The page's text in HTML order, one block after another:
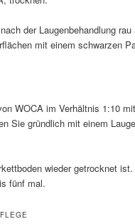
der Laugenbehandlung
mit einem schwarzen
WOCA im Verhältnis 1:10
Sie gründlich mit einem
wieder getrocknet
fünf mal.